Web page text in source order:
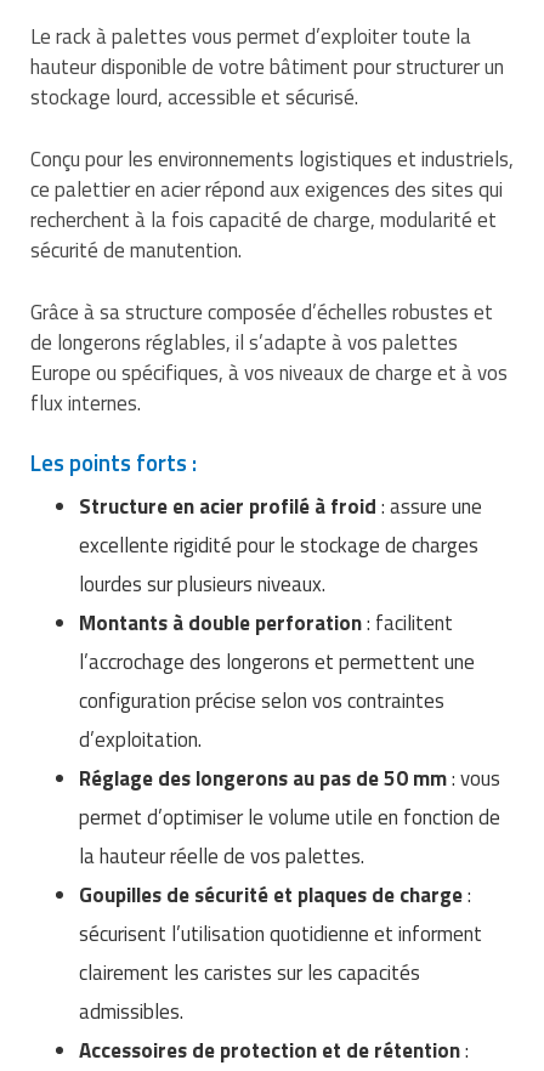
Ustensile cuisine professionnel
Vêtements personnalisés
Vitrines pour magasin
Traitement de l'air
Traitement des eaux
Transformateur électrique
Tubes et profilés
Tuyau flexible
Tuyau galvanisé
Tuyau renforcé
Ventilateurs et aération d'atelier
Tapis de bureau
Tapis et caillebotis
Traitement des surfaces
Traitement du linge
Vestiaires et casiers
Equipements de football
Equipements de karting
Equipements pour roller
Equipements pour skateboard
Equipements pour stade et terrain
sportif
Jeu gymnique
Matériel de fitness
Matériel de musculation
Vêtement sportif
Pétrin professionnel
Piano de cuisson
Pompes à sauce
Portes commandes restaurant
Présentoir pour restaurant
Réchaud professionnel
Réfrigérateur professionnel
Restauration foraine
Robinetterie professionnelle
Rôtisserie professionnelle
Sautause professionnelle
Table de cuisson professionnelle
Tables de préparation réfrigérées
Ustensile de cuisine
Vaisselle restaurant
Vitrines réfrigérées
Le rack à palettes vous permet d’exploiter toute la
hauteur disponible de votre bâtiment pour structurer un
stockage lourd, accessible et sécurisé.
Conçu pour les environnements logistiques et industriels,
ce palettier en acier répond aux exigences des sites qui
recherchent à la fois capacité de charge, modularité et
sécurité de manutention.
Grâce à sa structure composée d’échelles robustes et
de longerons réglables, il s’adapte à vos palettes
Europe ou spécifiques, à vos niveaux de charge et à vos
flux internes.
Les points forts :
Structure en acier profilé à froid: assure une
excellente rigidité pour le stockage de charges
lourdes sur plusieurs niveaux.
Montants à double perforation: facilitent
l’accrochage des longerons et permettent une
configuration précise selon vos contraintes
d’exploitation.
Réglage des longerons au pas de 50 mm: vous
permet d’optimiser le volume utile en fonction de
la hauteur réelle de vos palettes.
Goupilles de sécurité et plaques de charge:
sécurisent l’utilisation quotidienne et informent
clairement les caristes sur les capacités
admissibles.
Accessoires de protection et de rétention: